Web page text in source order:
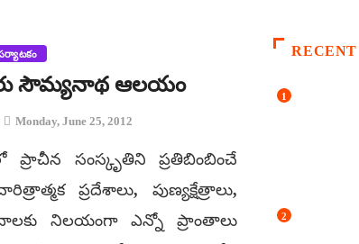
సౌమ్యనాథ ఆలయం
Monday, June 25, 2012
ప్రాచీన సంస్కృతిని ప్రతిబింబించే
ప్రదేశాలు, పుణ్యక్షేత్రాలు,
నిలయంగా ఎన్నో ప్రాంతాలు
RECENT
1
2